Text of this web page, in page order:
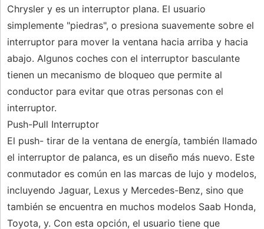
Chrysler y es un interruptor plana. El usuario
simplemente "piedras", o presiona suavemente sobre el
interruptor para mover la ventana hacia arriba y hacia
abajo. Algunos coches con el interruptor basculante
tienen un mecanismo de bloqueo que permite al
conductor para evitar que otras personas con el
interruptor.
Push-Pull Interruptor
El push- tirar de la ventana de energía, también llamado
el interruptor de palanca, es un diseño más nuevo. Este
conmutador es común en las marcas de lujo y modelos,
incluyendo Jaguar, Lexus y Mercedes-Benz, sino que
también se encuentra en muchos modelos Saab Honda,
Toyota, y. Con esta opción, el usuario tiene que